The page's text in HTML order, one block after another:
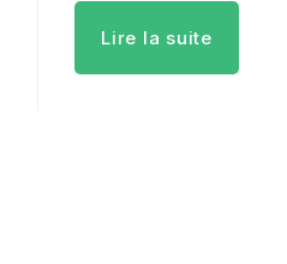
Lire la suite